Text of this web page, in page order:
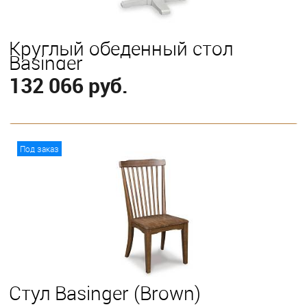
Круглый обеденный стол
Basinger
132 066 руб.
Под заказ
Стул Basinger (Brown)